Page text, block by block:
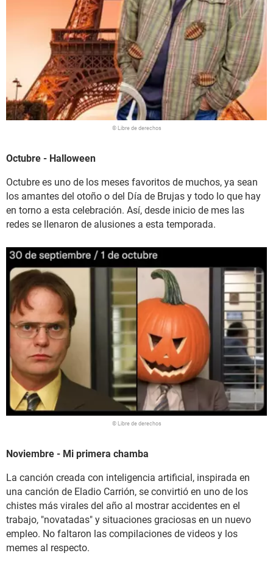
© Libre de derechos
Octubre - Halloween
Octubre es uno de los meses favoritos de muchos, ya sean
los amantes del otoño o del Día de Brujas y todo lo que hay
en torno a esta celebración. Así, desde inicio de mes las
redes se llenaron de alusiones a esta temporada.
© Libre de derechos
Noviembre - Mi primera chamba
La canción creada con inteligencia artificial, inspirada en
una canción de Eladio Carrión, se convirtió en uno de los
chistes más virales del año al mostrar accidentes en el
trabajo, "novatadas" y situaciones graciosas en un nuevo
empleo. No faltaron las compilaciones de videos y los
memes al respecto.